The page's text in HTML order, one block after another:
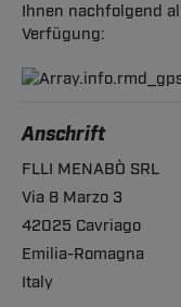
Ihnen nachfolgend
Verfügung:
Anschrift
FLLI MENABÒ SRL
Via 8 Marzo 3
42025 Cavriago
Emilia-Romagna
Italy